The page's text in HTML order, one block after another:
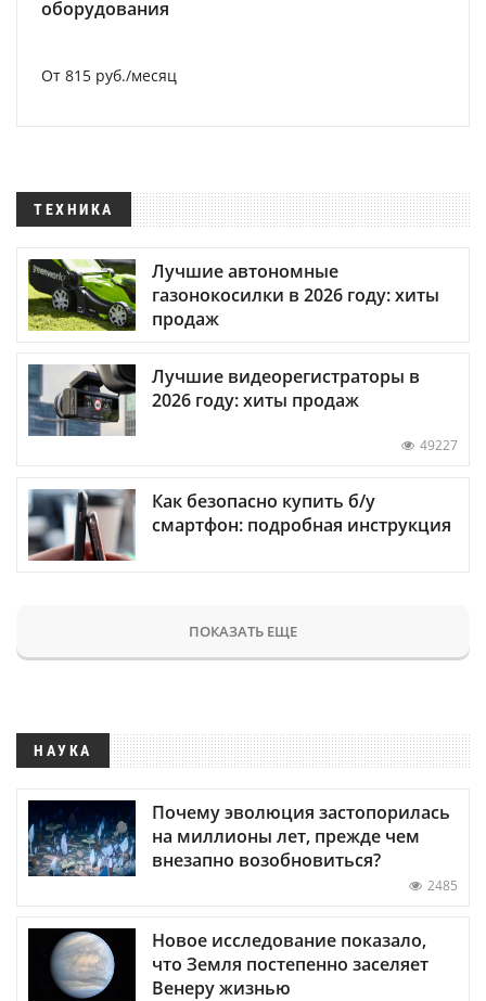
оборудования
От 815 руб./месяц
ТЕХНИКА
Лучшие автономные
газонокосилки в 2026 году: хиты
продаж
Лучшие видеорегистраторы в
2026 году: хиты продаж
49227
Как безопасно купить б/у
смартфон: подробная инструкция
ПОКАЗАТЬ ЕЩЕ
НАУКА
Почему эволюция застопорилась
на миллионы лет, прежде чем
внезапно возобновиться?
2485
Новое исследование показало,
что Земля постепенно заселяет
Венеру жизнью